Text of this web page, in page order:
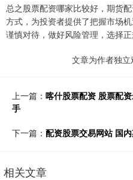
总之股票配资哪家比较好，期货
方式，为投资者提供了把握市场
谨慎对待，做好风险管理，选择
文章为作者独
上一篇： 喀什股票配资 股票配
手
下一篇： 配资股票交易网站 国
相关文章